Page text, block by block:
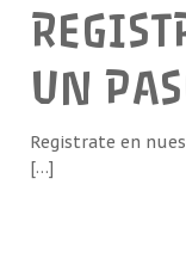
UN
Registrate en
[…]